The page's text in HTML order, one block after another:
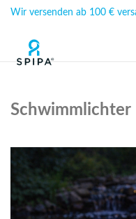
Wir versenden ab 100 €
Schwimmlichter